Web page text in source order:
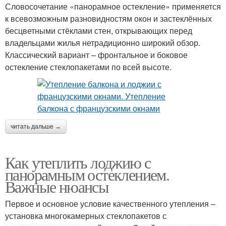
Словосочетание «панорамное остекление» применяется
к всевозможным разновидностям окон и застеклённых
бесцветными стёклами стен, открывающих перед
владельцами жилья нетрадиционно широкий обзор.
Классический вариант – фронтальное и боковое
остекление стеклопакетами по всей высоте.
читать дальше →
Как утеплить лоджию с
панорамным остеклением.
Важные нюансы
Первое и основное условие качественного утепления –
установка многокамерных стеклопакетов с